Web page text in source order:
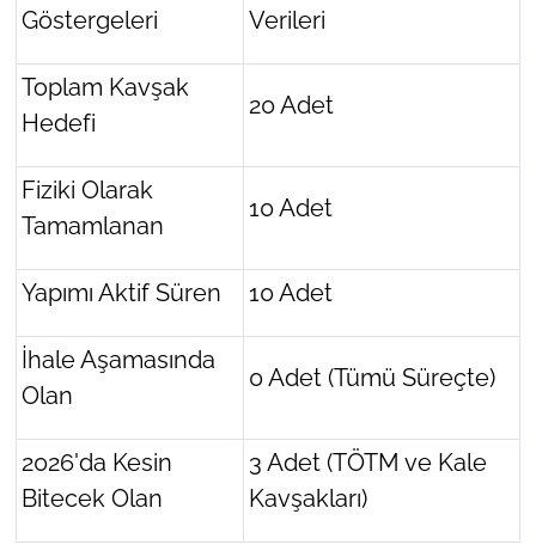
Göstergeleri
Verileri
Toplam Kavşak
Hedefi
20 Adet
Fiziki Olarak
Tamamlanan
10 Adet
Yapımı Aktif Süren 10 Adet
İhale Aşamasında
Olan
0 Adet (Tümü Süreçte)
2026'da Kesin
Bitecek Olan
3 Adet (TÖTM ve Kale
Kavşakları)